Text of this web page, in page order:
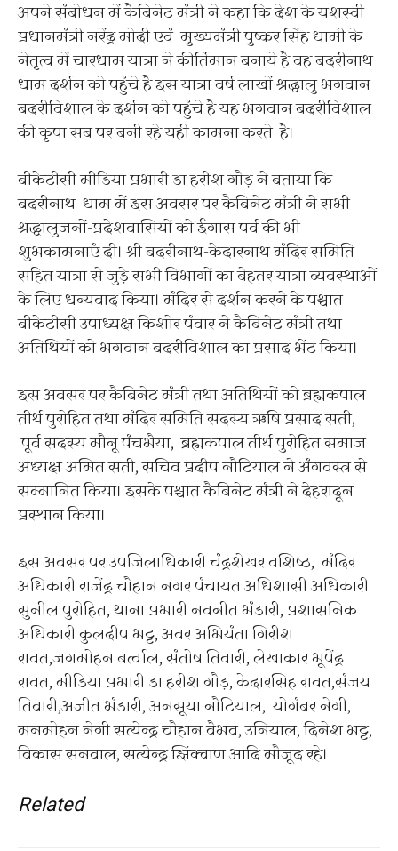
अपने संबोधन में कैबिनेट मंत्री ने कहा कि देश के यशस्वी
प्रधानमंत्री नरेंद्र मोदी एवं मुख्यमंत्री पुष्कर सिंह धामी के
नेतृत्व में चारधाम यात्रा ने कीर्तिमान बनाये है वह बदरीनाथ
धाम दर्शन को पहुंचे है इस यात्रा वर्ष लाखों श्रद्धालु भगवान
बदरीविशाल के दर्शन को पहुंचे है यह भगवान बदरीविशाल
की कृपा सब पर बनी रहे यही कामना करते है।
बीकेटीसी मीडिया प्रभारी डा हरीश गौड़ ने बताया कि
बदरीनाथ धाम में इस अवसर पर कैबिनेट मंत्री ने सभी
श्रद्धालुजनों-प्रदेशवासियों को ईगास पर्व की भी
शुभकामनाएं दी। श्री बदरीनाथ-केदारनाथ मंदिर समिति
सहित यात्रा से जुड़े सभी विभागों का बेहतर यात्रा व्यवस्थाओं
के लिए धन्यवाद किया। मंदिर से दर्शन करने के पश्चात
बीकेटीसी उपाध्यक्ष किशोर पंवार ने कैबिनेट मंत्री तथा
अतिथियों को भगवान बदरीविशाल का प्रसाद भेंट किया।
इस अवसर पर कैबिनेट मंत्री तथा अतिथियों को ब्रह्मकपाल
तीर्थ पुरोहित तथा मंदिर समिति सदस्य ऋषि प्रसाद सती,
पूर्व सदस्य मौनू पंचभैया, ब्रह्मकपाल तीर्थ पुरोहित समाज
अध्यक्ष अमित सती, सचिव प्रदीप नौटियाल ने अंगवस्त्र से
सम्मानित किया। इसके पश्चात कैबिनेट मंत्री ने देहरादून
प्रस्थान किया।
इस अवसर पर उपजिलाधिकारी चंद्रशेखर वशिष्ठ, मंदिर
अधिकारी राजेंद्र चौहान नगर पंचायत अधिशासी अधिकारी
सुनील पुरोहित, थाना प्रभारी नवनीत भंडारी, प्रशासनिक
अधिकारी कुलदीप भट्ट, अवर अभियंता गिरीश
रावत,जगमोहन बर्त्वाल, संतोष तिवारी, लेखाकार भूपेंद्र
रावत, मीडिया प्रभारी डा हरीश गौड़, केदारसिह रावत,संजय
तिवारी,अजीत भंडारी, अनसूया नौटियाल, योगंबर नेगी,
मनमोहन नेगी सत्येन्द्र चौहान वैभव, उनियाल, दिनेश भट्ट,
विकास सनवाल, सत्येन्द्र झिंक्वाण आदि मौजूद रहे।
Related